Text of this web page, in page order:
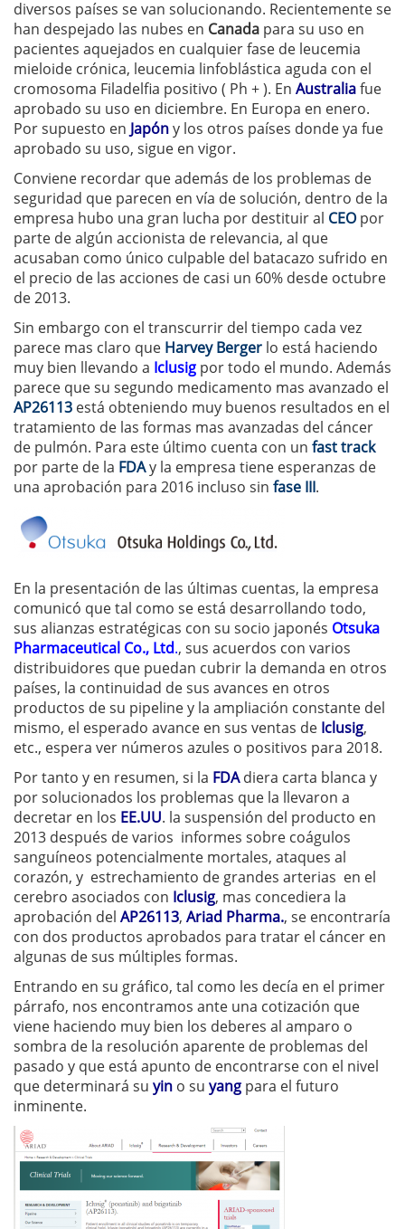
diversos países se van solucionando. Recientemente se
han despejado las nubes en Canada para su uso en
pacientes aquejados en cualquier fase de leucemia
mieloide crónica, leucemia linfoblástica aguda con el
cromosoma Filadelfia positivo ( Ph + ). En Australiafue
aprobado su uso en diciembre. En Europa en enero.
Por supuesto en Japóny los otros países donde ya fue
aprobado su uso, sigue en vigor.
Conviene recordar que además de los problemas de
seguridad que parecen en vía de solución, dentro de la
empresa hubo una gran lucha por destituir al CEOpor
parte de algún accionista de relevancia, al que
acusaban como único culpable del batacazo sufrido en
el precio de las acciones de casi un 60% desde octubre
de 2013.
Sin embargo con el transcurrir del tiempo cada vez
parece mas claro que Harvey Berger lo está haciendo
muy bien llevando a Iclusig por todo el mundo. Además
parece que su segundo medicamento mas avanzado el
AP26113 está obteniendo muy buenos resultados en el
tratamiento de las formas mas avanzadas del cáncer
de pulmón. Para este último cuenta con un fast track
por parte de la FDAy la empresa tiene esperanzas de
una aprobación para 2016 incluso sin fase III.
En la presentación de las últimas cuentas, la empresa
comunicó que tal como se está desarrollando todo,
sus alianzas estratégicas con su socio japonés Otsuka
Pharmaceutical Co., Ltd., sus acuerdos con varios
distribuidores que puedan cubrir la demanda en otros
países, la continuidad de sus avances en otros
productos de su pipeline y la ampliación constante del
mismo, el esperado avance en sus ventas de Iclusig,
etc., espera ver números azules o positivos para 2018.
Por tanto y en resumen, si la FDAdiera carta blanca y
por solucionados los problemas que la llevaron a
decretar en los EE.UU. la suspensión del producto en
2013 después de varios informes sobre coágulos
sanguíneos potencialmente mortales, ataques al
corazón, y estrechamiento de grandes arterias en el
cerebro asociados con Iclusig, mas concediera la
aprobación del AP26113, Ariad Pharma., se encontraría
con dos productos aprobados para tratar el cáncer en
algunas de sus múltiples formas.
Entrando en su gráfico, tal como les decía en el primer
párrafo, nos encontramos ante una cotización que
viene haciendo muy bien los deberes al amparo o
sombra de la resolución aparente de problemas del
pasado y que está apunto de encontrarse con el nivel
que determinará su yin o su yang para el futuro
inminente.